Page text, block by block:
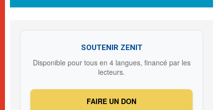
SOUTENIR ZENIT
Disponible pour tous en 4 langues, financé par les
lecteurs.
FAIRE UN DON